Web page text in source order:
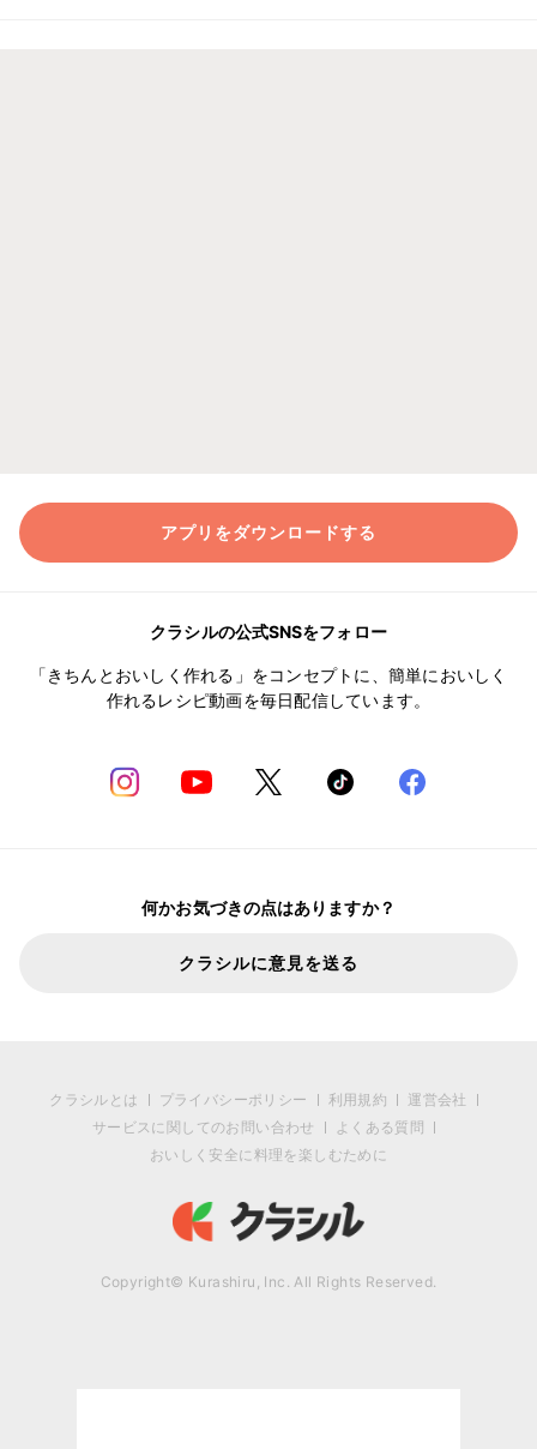
アプリをダウンロードする
クラシルの公式SNSをフォロー
「きちんとおいしく作れる」をコンセプトに、簡単においしく
作れるレシピ動画を毎日配信しています。
何かお気づきの点はありますか？
クラシルに意見を送る
クラシルとは プライバシーポリシー 利用規約
運営会社
サービスに関してのお問い合わせ
よくある質問
おいしく安全に料理を楽しむために
Copyright© Kurashiru, Inc. All Rights Reserved.